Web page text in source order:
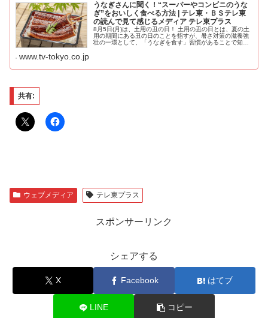
うなぎさんに聞く！“スーパーやコンビニのうな
ぎ”をおいしく食べる方法 | テレ東・ＢＳテレ東
の読んで見て感じるメディア テレ東プラス
8月5日(月)は、土用の丑の日！ 土用の丑の日とは、夏の土
用の期間にある丑の日のことを指すが、暑さ対策の滋養強
壮の一環として、「うなぎを食す」習慣があることで知ら
www.tv-tokyo.co.jp
共有:
ウェブメディア テレ東プラス
スポンサーリンク
シェアする
X Facebook はてブ
LINE コピー